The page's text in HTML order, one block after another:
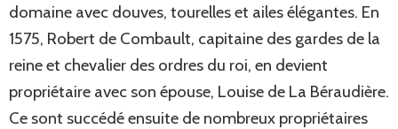
domaine avec douves, tourelles et ailes élégantes. En
1575, Robert de Combault, capitaine des gardes de la
reine et chevalier des ordres du roi, en devient
propriétaire avec son épouse, Louise de La Béraudière.
Ce sont succédé ensuite de nombreux propriétaires